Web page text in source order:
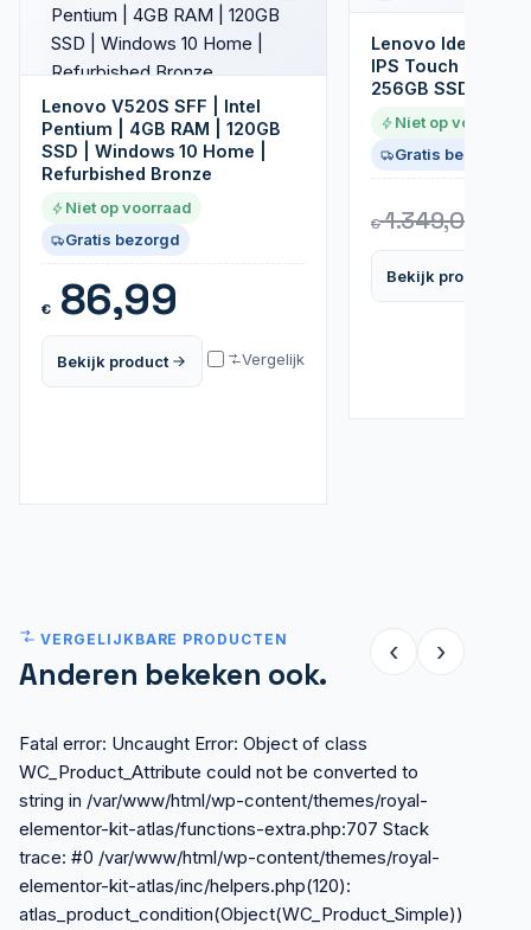
Lenovo V520S SFF | Intel
Pentium | 4GB RAM | 120GB
SSD | Windows 10 Home |
Refurbished Bronze
Niet op voorraad
Gratis bezorgd
€86,99
Bekijk product Vergelijk
Lenovo IdeaPad 1
IPS Touch | i5-
256GB SSD | W11
Niet op voorraad
Gratis bezorgd
€1.349,00
Bekijk product
VERGELIJKBARE PRODUCTEN
Anderen bekeken ook.
‹ ›
Fatal error: Uncaught Error: Object of class
WC_Product_Attribute could not be converted to
string in /var/www/html/wp-content/themes/royal-
elementor-kit-atlas/functions-extra.php:707 Stack
trace: #0 /var/www/html/wp-content/themes/royal-
elementor-kit-atlas/inc/helpers.php(120):
atlas_product_condition(Object(WC_Product_Simple))